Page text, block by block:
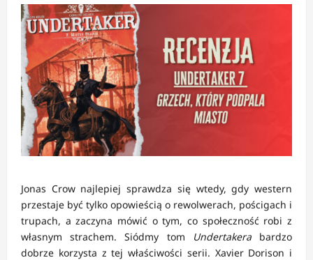
Jonas Crow najlepiej sprawdza się wtedy, gdy western
przestaje być tylko opowieścią o rewolwerach, pościgach i
trupach, a zaczyna mówić o tym, co społeczność robi z
własnym strachem. Siódmy tom
Undertakerabardzo
dobrze korzysta z tej właściwości serii. Xavier Dorison i